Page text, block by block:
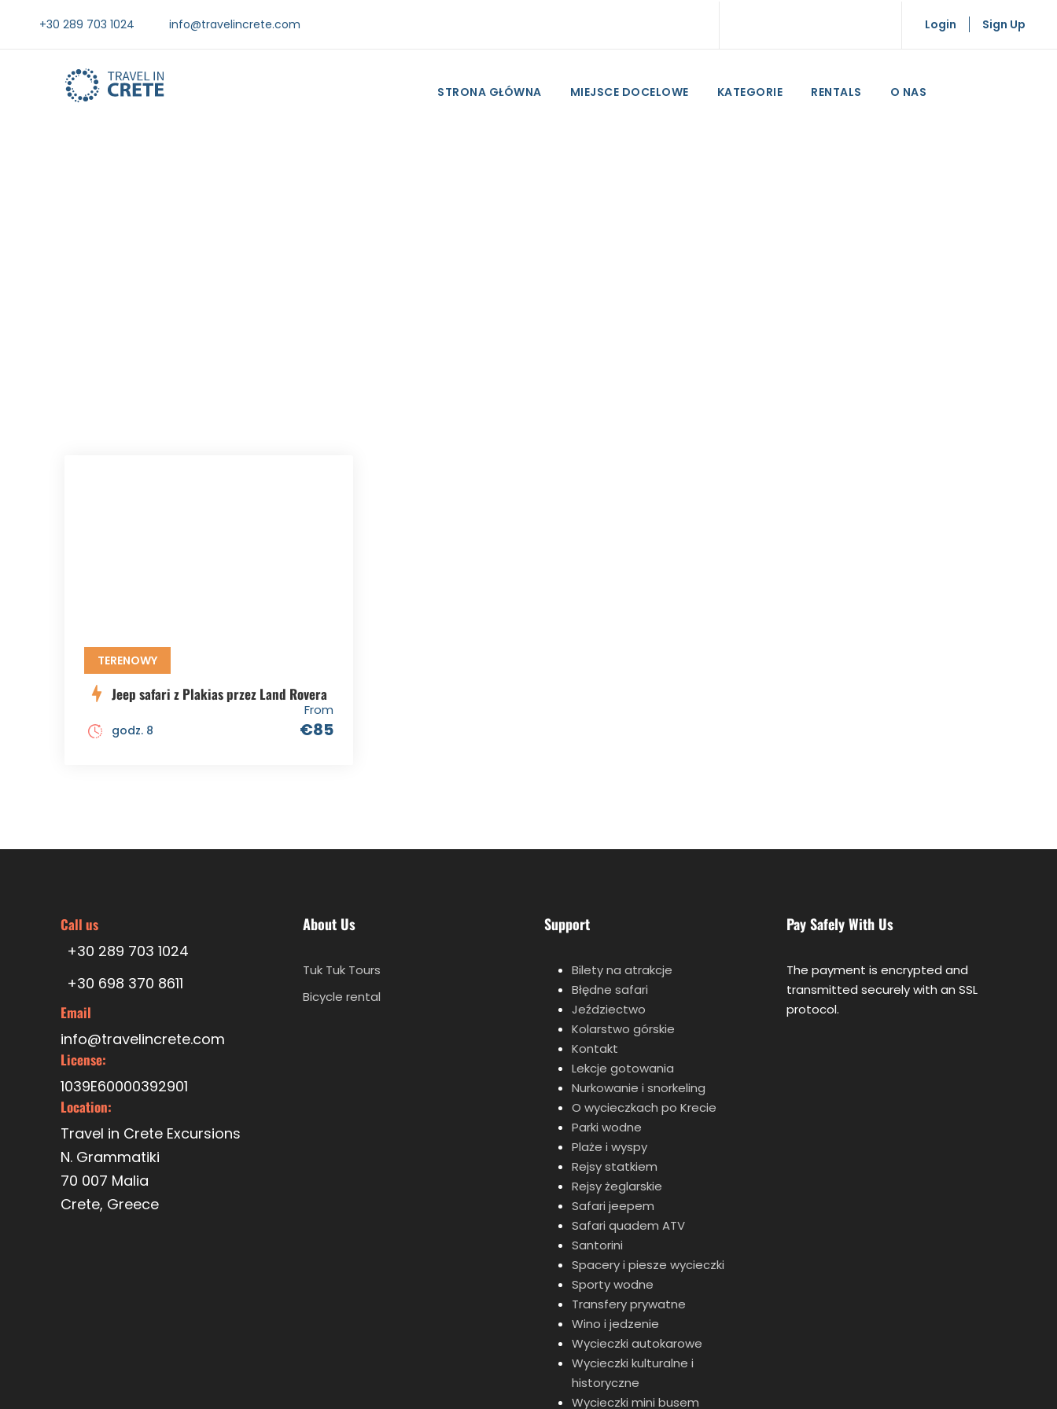
+30 289 703 1024 info@travelincrete.com Login Sign Up
STRONA GŁÓWNA MIEJSCE DOCELOWE KATEGORIE RENTALS O NAS
TERENOWY
Jeep safari z Plakias przez Land Rovera
From
€85
godz. 8
Call us
+30 289 703 1024
+30 698 370 8611
Email
info@travelincrete.com
License:
1039E60000392901
Location:
Travel in Crete Excursions
N. Grammatiki
70 007 Malia
Crete, Greece
About Us
Tuk Tuk Tours
Bicycle rental
Support
Bilety na atrakcje
Błędne safari
Jeździectwo
Kolarstwo górskie
Kontakt
Lekcje gotowania
Nurkowanie i snorkeling
O wycieczkach po Krecie
Parki wodne
Plaże i wyspy
Rejsy statkiem
Rejsy żeglarskie
Safari jeepem
Safari quadem ATV
Santorini
Spacery i piesze wycieczki
Sporty wodne
Transfery prywatne
Wino i jedzenie
Wycieczki autokarowe
Wycieczki kulturalne i
historyczne
Wycieczki mini busem
Pay Safely With Us
The payment is encrypted and
transmitted securely with an SSL
protocol.